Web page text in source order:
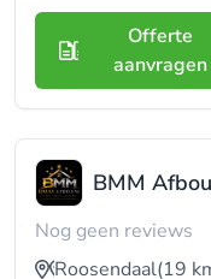
Offerte
aanvragen
BMM
Nog geen reviews
Roosendaal(19